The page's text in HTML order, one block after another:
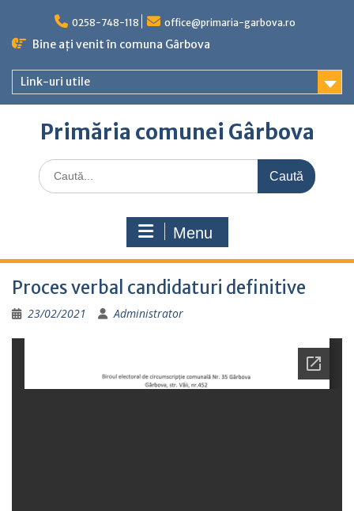
content
0258-748-118 office@primaria-garbova.ro
Bine ați venit în comuna Gârbova
Link-uri utile
Primăria comunei Gârbova
Caută
for:
Menu
Proces verbal candidaturi definitive
23/02/2021 Administrator